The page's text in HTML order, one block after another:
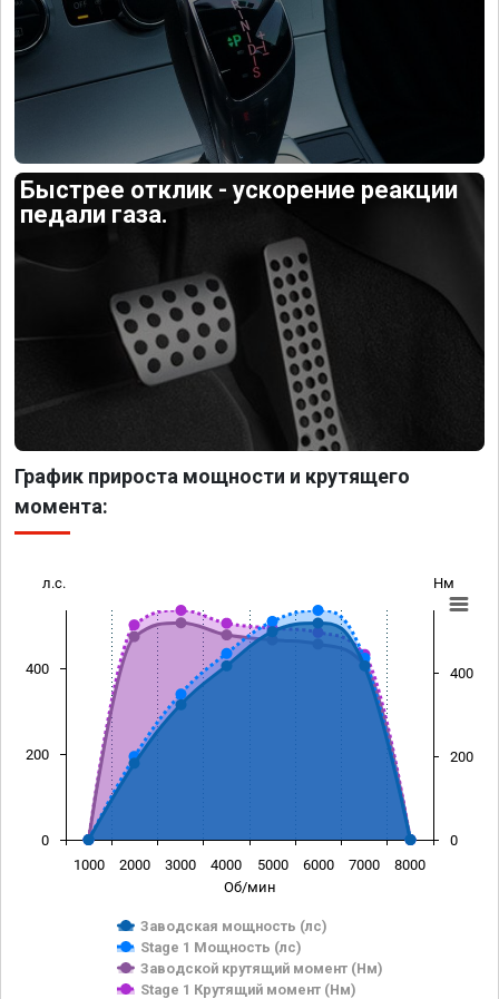
Быстрее отклик - ускорение реакции
педали газа.
График прироста мощности и крутящего
момента:
Об/мин
л.с. Нм
Заводская мощность (лс)
Stage 1 Мощность (лс)
Заводской крутящий момент (Нм)
Stage 1 Крутящий момент (Нм)
1000 2000 3000 4000 5000 6000 7000 8000
0
200
400
0
200
400